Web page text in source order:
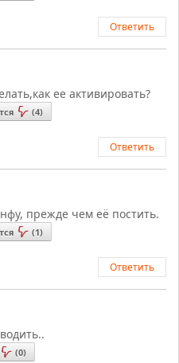
Ответить
ее активировать?
(4)
Ответить
прежде чем её постить.
(1)
Ответить
(0)